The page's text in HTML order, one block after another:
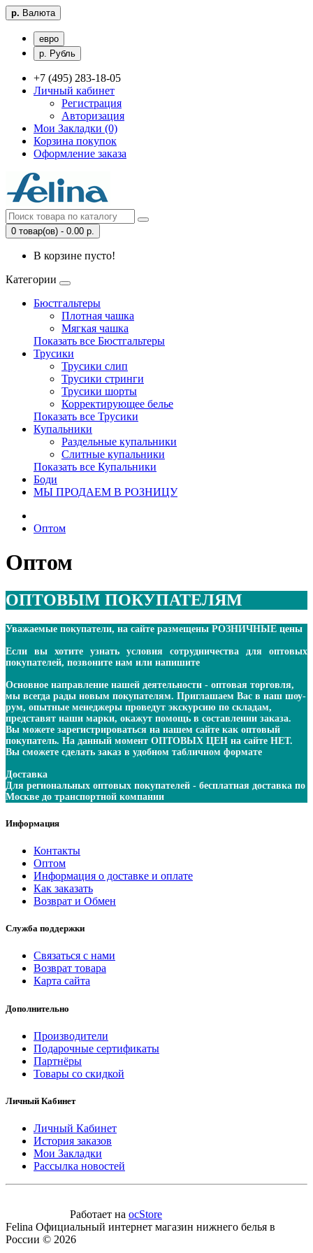
р. Валюта
евро
р. Рубль
+7 (495) 283-18-05
Личный кабинет
Регистрация
Авторизация
Мои Закладки (0)
Корзина покупок
Оформление заказа
0 товар(ов) - 0.00 р.
В корзине пусто!
Категории
Бюстгальтеры
Плотная чашка
Мягкая чашка
Показать все Бюстгальтеры
Трусики
Трусики слип
Трусики стринги
Трусики шорты
Корректирующее белье
Показать все Трусики
Купальники
Раздельные купальники
Слитные купальники
Показать все Купальники
Боди
МЫ ПРОДАЕМ В РОЗНИЦУ
Оптом
Оптом
ОПТОВЫМ ПОКУПАТЕЛЯМ
Уважаемые покупатели, на сайте размещены РОЗНИЧНЫЕ цены
Если вы хотите узнать условия сотрудничества для оптовых
покупателей, позвоните нам или напишите
Основное направление нашей деятельности - оптовая торговля,
мы всегда рады новым покупателям. Приглашаем Вас в наш шоу-
рум, опытные менеджеры проведут экскурсию по складам,
представят наши марки, окажут помощь в составлении заказа.
Вы можете зарегистрироваться на нашем сайте как оптовый
покупатель. На данный момент ОПТОВЫХ ЦЕН на сайте НЕТ.
Вы сможете сделать заказ в удобном табличном формате
Доставка
Для региональных оптовых покупателей - бесплатная доставка по
Москве до транспортной компании
Информация
Контакты
Оптом
Информация о доставке и оплате
Как заказать
Возврат и Обмен
Служба поддержки
Связаться с нами
Возврат товара
Карта сайта
Дополнительно
Производители
Подарочные сертификаты
Партнёры
Товары со скидкой
Личный Кабинет
Личный Кабинет
История заказов
Мои Закладки
Рассылка новостей
Работает на ocStore
Felina Официальный интернет магазин нижнего белья в
России © 2026